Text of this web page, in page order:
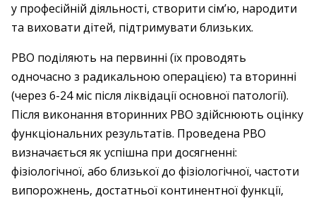
у професійній діяльності, створити сім’ю, народити
та виховати дітей, підтримувати близьких.
РВО поділяють на первинні (їх проводять
одночасно з радикальною операцією) та вторинні
(через 6-24 міс після ліквідації основної патології).
Після виконання вторинних РВО здійснюють оцінку
функціональних результатів. Проведена РВО
визначається як успішна при досягненні:
фізіологічної, або близької до фізіологічної, частоти
випорожнень, достатньої континентної функції,